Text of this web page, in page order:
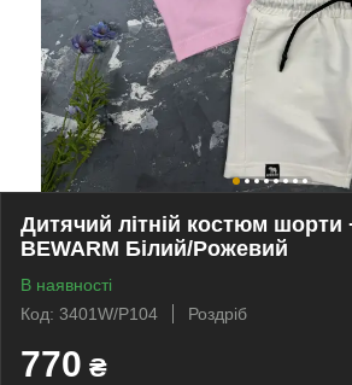
Дитячий літній костюм шорти
BEWARM Білий/Рожевий
В наявності
Код: 3401W/P104
Роздріб
770 ₴